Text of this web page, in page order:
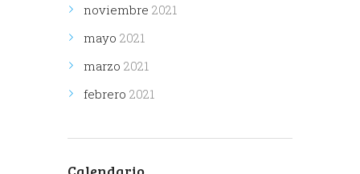
noviembre 2021
mayo 2021
marzo 2021
febrero 2021